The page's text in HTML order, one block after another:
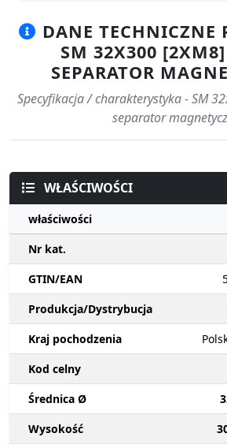
DANE TECHNICZNE
SM 32X300
SEPARATOR
Specyfikacja / charakterystyka - SM
separator
WŁAŚCIWOŚCI
właściwości
Nr kat.
GTIN/EAN
Produkcja/Dystrybucja
Kraj pochodzenia
Kod celny
Średnica Ø
Wysokość